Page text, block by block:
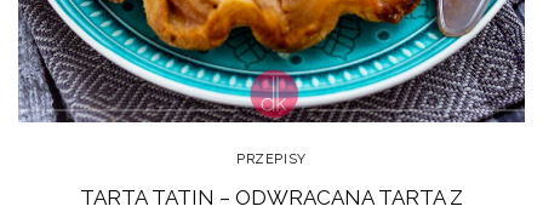
PRZEPISY
TARTA TATIN – ODWRACANA TARTA Z